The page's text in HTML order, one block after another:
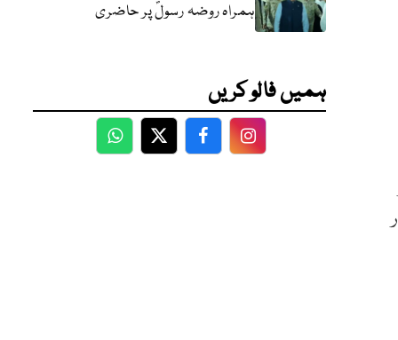
ہمراہ روضہ رسولؐ پر حاضری
ہمیں فالو کریں
WhatsApp
TwitterFacebookFacebook